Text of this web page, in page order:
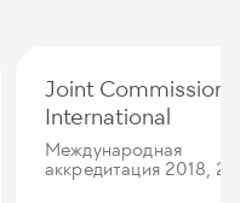
Joint Commission
International
Международная
аккредитация 2018,